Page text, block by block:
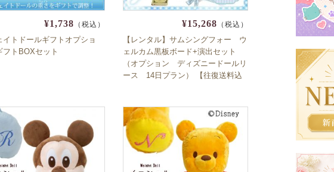
¥1,738 （税込）
イトドールギフトオプショ
フトBOXセット
¥15,268 （税込）
【レンタル】サムシングフォー ウ
ェルカム黒板ボード+演出セット
（オプション ディズニードールリ
ース 14日プラン） 【往復送料込